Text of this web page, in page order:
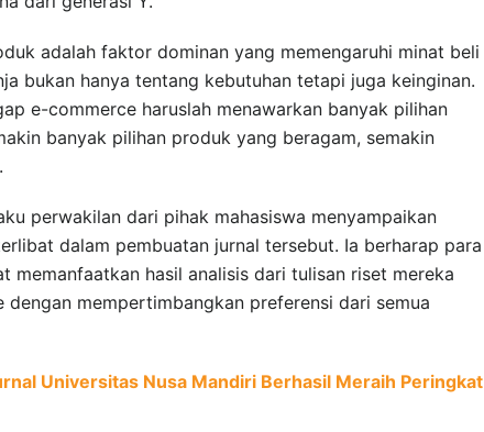
adalah faktor dominan yang memengaruhi minat beli
bukan hanya tentang kebutuhan tetapi juga keinginan.
e-commerce haruslah menawarkan banyak pilihan
banyak pilihan produk yang beragam, semakin
perwakilan dari pihak mahasiswa menyampaikan
dalam pembuatan jurnal tersebut. Ia berharap para
memanfaatkan hasil analisis dari tulisan riset mereka
mempertimbangkan preferensi dari semua
Universitas Nusa Mandiri Berhasil Meraih Peringkat